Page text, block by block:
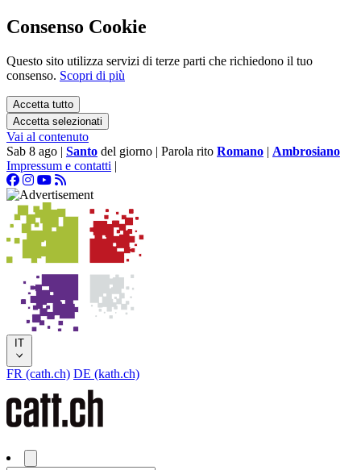
Consenso Cookie
Questo sito utilizza servizi di terze parti che richiedono il tuo
consenso. Scopri di più
Accetta tutto
Accetta selezionati
Vai al contenuto
Sab 8 ago | Santo del giorno | Parola rito Romano | Ambrosiano
Impressum e contatti |
IT
FR (cath.ch) DE (kath.ch)